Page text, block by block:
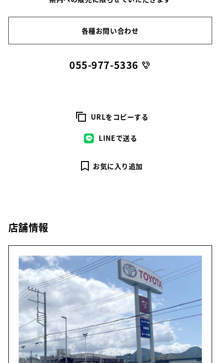
各種お問い合わせ
055-977-5336
URLをコピーする
LINEで送る
お気に入り追加
店舗情報